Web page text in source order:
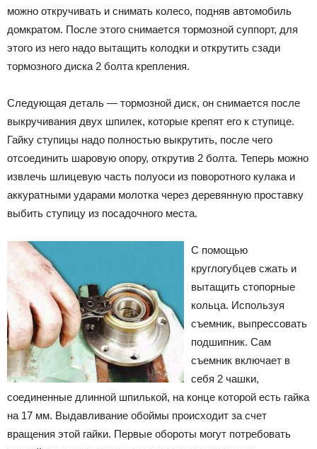
можно откручивать и снимать колесо, подняв автомобиль
домкратом. После этого снимается тормозной суппорт, для
этого из него надо вытащить колодки и открутить сзади
тормозного диска 2 болта крепления.
Следующая деталь — тормозной диск, он снимается после
выкручивания двух шпилек, которые крепят его к ступице.
Гайку ступицы надо полностью выкрутить, после чего
отсоединить шаровую опору, открутив 2 болта. Теперь можно
извлечь шлицевую часть полуоси из поворотного кулака и
аккуратными ударами молотка через деревянную проставку
выбить ступицу из посадочного места.
С помощью
круглогубцев сжать и
вытащить стопорные
кольца. Используя
съемник, выпрессовать
подшипник. Сам
съемник включает в
себя 2 чашки,
соединенные длинной шпилькой, на конце которой есть гайка
на 17 мм. Выдавливание обоймы происходит за счет
вращения этой гайки. Первые обороты могут потребовать